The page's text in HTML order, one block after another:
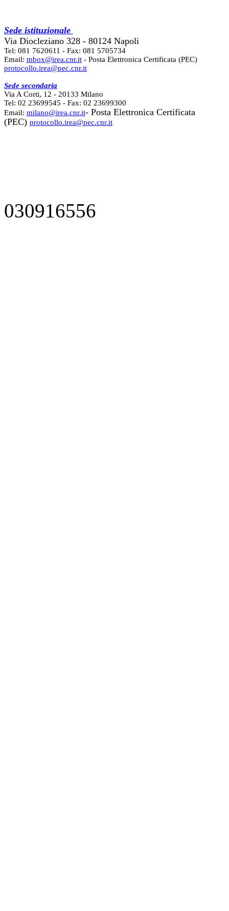
Sede istituzionale
Via Diocleziano 328 - 80124 Napoli
Tel: 081 7620611 - Fax: 081 5705734
Email: mbox@irea.cnr.it - Posta Elettronica Certificata (PEC)
protocollo.irea@pec.cnr.it
Sede secondaria
Via A Corti, 12 - 20133 Milano
Tel: 02 23699545 - Fax: 02 23699300
Email: milano@irea.cnr.it- Posta Elettronica Certificata
(PEC) protocollo.irea@pec.cnr.it
030916556